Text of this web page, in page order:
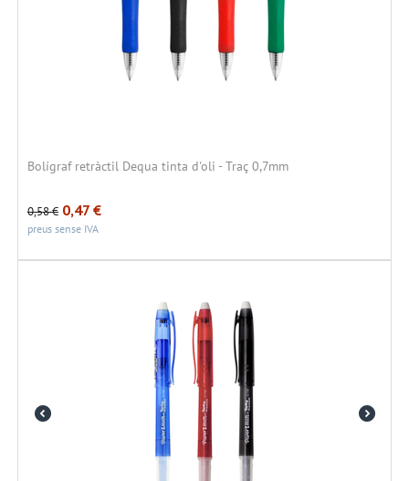
Bolígraf retràctil Dequa tinta d'oli - Traç 0,7mm
0,58€ 0,47 €
preus sense IVA